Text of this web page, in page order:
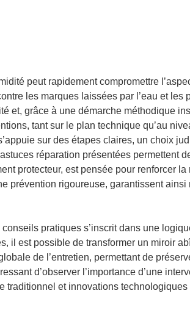
peut rapidement compromettre
les marques laissées par l’eau et
et, grâce à une démarche méthodique
tant sur le plan technique qu’au
sur des étapes claires, un choix
réparation présentées permettent
protecteur, est pensée pour renforcer
prévention rigoureuse, garantissent
pratiques s’inscrit dans une
il est possible de transformer un miroir
de l’entretien, permettant de
d’observer l’importance d’une
traditionnel et innovations